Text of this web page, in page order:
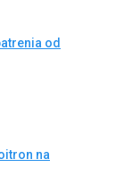
od
na